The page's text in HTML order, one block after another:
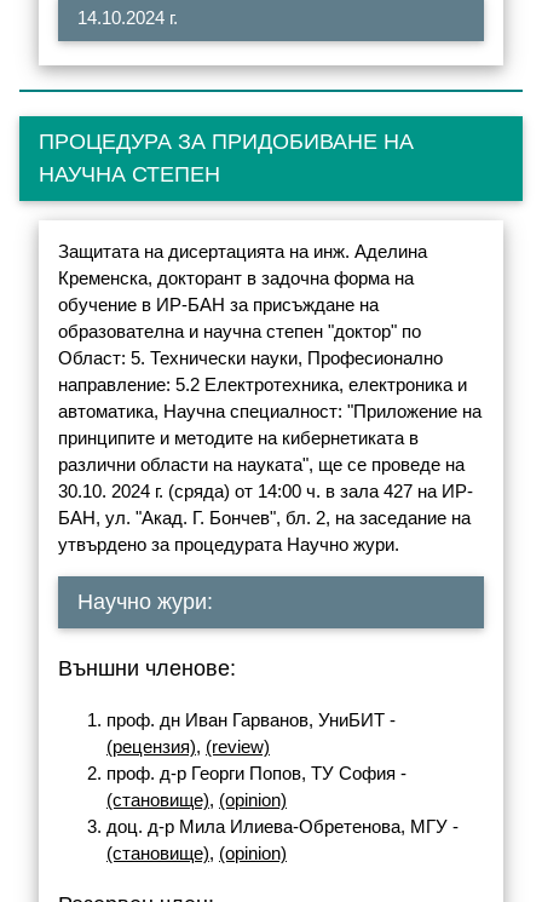
14.10.2024 г.
ПРОЦЕДУРА ЗА ПРИДОБИВАНЕ НА
НАУЧНА СТЕПЕН
Защитата на дисертацията на инж. Аделина
Кременска, докторант в задочна форма на
обучение в ИР-БАН за присъждане на
образователна и научна степен "доктор" по
Област: 5. Технически науки, Професионално
направление: 5.2 Електротехника, електроника и
автоматика, Научна специалност: "Приложение на
принципите и методите на кибернетиката в
различни области на науката", ще се проведе на
30.10. 2024 г. (сряда) от 14:00 ч. в зала 427 на ИР-
БАН, ул. "Акад. Г. Бончев", бл. 2, на заседание на
утвърдено за процедурата Научно жури.
Научно жури:
Външни членове:
проф. дн Иван Гарванов, УниБИТ -
(рецензия), (review)
проф. д-р Георги Попов, ТУ София -
(становище), (opinion)
доц. д-р Мила Илиева-Обретенова, МГУ -
(становище), (opinion)